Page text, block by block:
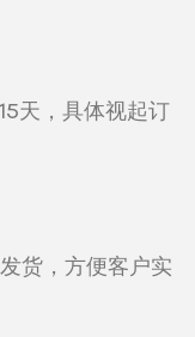
天，具体视起订
货，方便客户实